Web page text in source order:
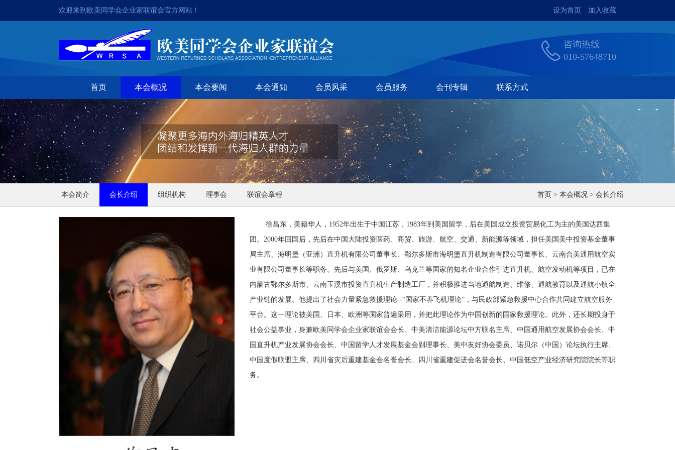
欢迎来到欧美同学会企业家联谊会官方网站！ 设为首页 加入收藏
咨询热线
010-57648710
首页 本会概况 本会要闻 本会通知 会员风采 会员服务 会刊专辑 联系方式
本会简介 会长介绍 组织机构 理事会 联谊会章程 首页 > 本会概况 > 会长介绍
徐昌东，美籍华人，1952年出生于中国江苏，1983年到美国留学，后在美国成立投资贸易化工为主的美国达西集
团。2000年回国后，先后在中国大陆投资医药、商贸、旅游、航空、交通、新能源等领域，担任美国美中投资基金董事
局主席、海明堡（亚洲）直升机有限公司董事长、鄂尔多斯市海明堡直升机制造有限公司董事长、云南合美通用航空实
业有限公司董事长等职务。先后与美国、俄罗斯、乌克兰等国家的知名企业合作引进直升机、航空发动机等项目，已在
内蒙古鄂尔多斯市、云南玉溪市投资直升机生产制造工厂，并积极推进当地通航制造、维修、通航教育以及通航小镇全
产业链的发展。他提出了社会力量紧急救援理论--“国家不养飞机理论”，与民政部紧急救援中心合作共同建立航空服务
平台。这一理论被美国、日本、欧洲等国家普遍采用，并把此理论作为中国创新的国家救援理论。此外，还长期投身于
社会公益事业，身兼欧美同学会企业家联谊会会长、中美清洁能源论坛中方联名主席、中国通用航空发展协会会长、中
国直升机产业发展协会会长、中国留学人才发展基金会副理事长、美中友好协会委员、诺贝尔（中国）论坛执行主席、
中国度假联盟主席、四川省灾后重建基金会名誉会长、四川省重建促进会名誉会长、中国低空产业经济研究院院长等职
务。